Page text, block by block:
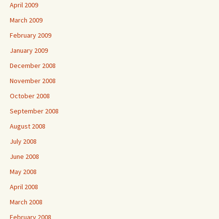
April 2009
March 2009
February 2009
January 2009
December 2008
November 2008
October 2008
September 2008
August 2008
July 2008
June 2008
May 2008
April 2008
March 2008
February 2008